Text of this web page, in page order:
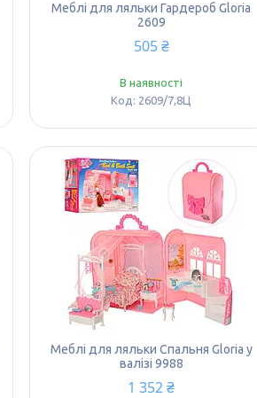
Меблі для ляльки Гардероб Gloria
2609
505 ₴
В наявності
2609/7,8Ц
Меблі для ляльки Спальня Gloria у
валізі 9988
1 352 ₴